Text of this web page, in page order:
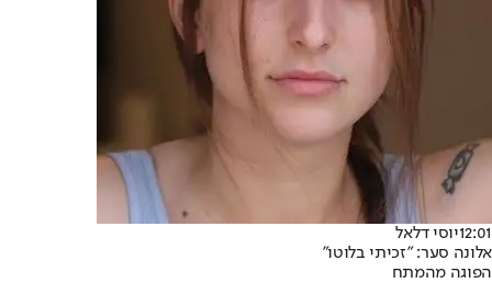
12:01יוסי דלאל
אלונה סער: "זכיתי בלוטו"
הפוגה מהמתח